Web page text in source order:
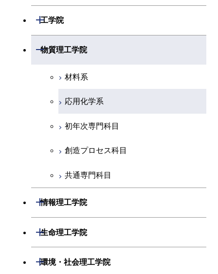
工学院
開閉
機械系
システム制御系
電気電子系
情報通信系
経営工学系
初年次専門科目
共通専門科目
物質理工学院
開閉
材料系
応用化学系
初年次専門科目
創造プロセス科目
共通専門科目
情報理工学院
開閉
数理・計算科学系
生命理工学院
開閉
生命理工学系
環境・社会理工学院
開閉